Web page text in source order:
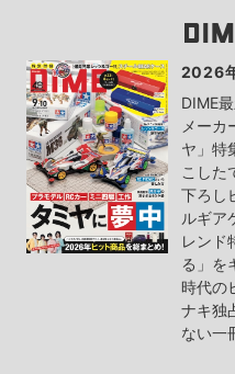
2026
DIME
メーカ
ヤ」特
こした
下ろし
ルギア
レンド
る」を
時代の
ナキ独
ない一